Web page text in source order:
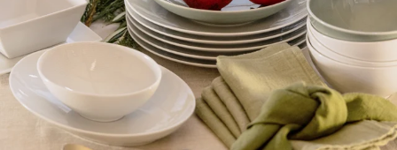
Geschirr von Thomas für den perfekten
Brunch
perfekte Brunchist typischerweise eine